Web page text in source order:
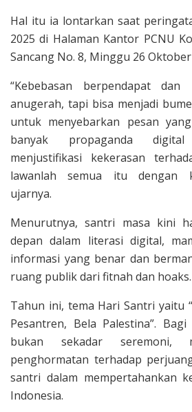
Hal itu ia lontarkan saat
2025 di Halaman Kantor PCNU
Sancang No. 8, Minggu 26 Oktober
“Kebebasan berpendapat dan
anugerah, tapi bisa menjadi
untuk menyebarkan pesan
banyak propaganda
menjustifikasi kekerasan
lawanlah semua itu dengan
ujarnya.
Menurutnya, santri masa kini
depan dalam literasi digital,
informasi yang benar dan
ruang publik dari fitnah dan hoaks.
Tahun ini, tema Hari Santri yaitu
Pesantren, Bela Palestina”.
bukan sekadar seremoni,
penghormatan terhadap
santri dalam mempertahankan
Indonesia.